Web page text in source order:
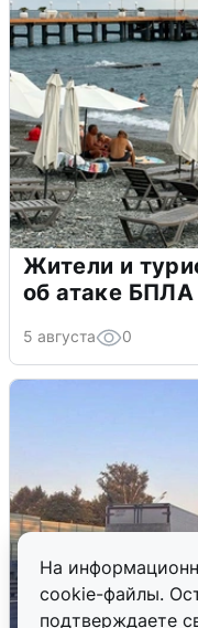
На
cookie-файлы.
подтверждаете
Жители и
об атаке БПЛА
5 августа 0